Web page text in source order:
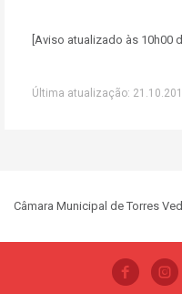
[Aviso atualizado às 10h00
Última atualização:
Câmara Municipal de Torres